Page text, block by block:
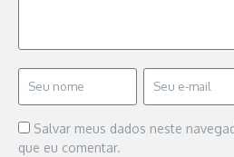
Salvar meus dados neste
que eu comentar.